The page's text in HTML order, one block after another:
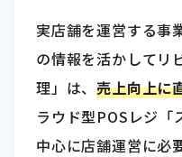
実店舗を運営する事
の情報を活かしてリ
理」は、売上向上に
ラウド型POSレジ「
中心に店舗運営に必